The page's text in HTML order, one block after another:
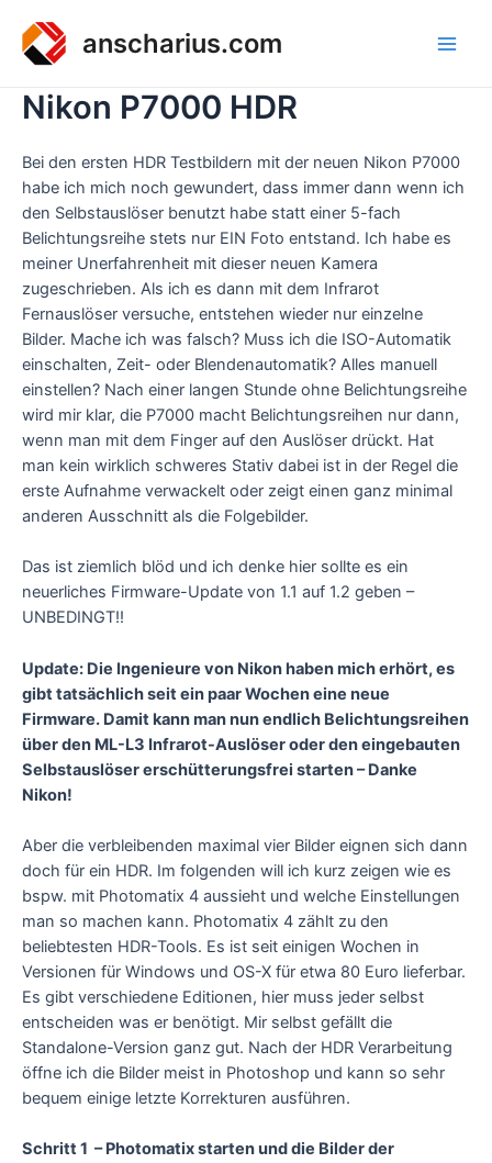
Inhalt
springen
anscharius.com
Nikon P7000 HDR
Bei den ersten HDR Testbildern mit der neuen Nikon P7000
habe ich mich noch gewundert, dass immer dann wenn ich
den Selbstauslöser benutzt habe statt einer 5-fach
Belichtungsreihe stets nur EIN Foto entstand. Ich habe es
meiner Unerfahrenheit mit dieser neuen Kamera
zugeschrieben. Als ich es dann mit dem Infrarot
Fernauslöser versuche, entstehen wieder nur einzelne
Bilder. Mache ich was falsch? Muss ich die ISO-Automatik
einschalten, Zeit- oder Blendenautomatik? Alles manuell
einstellen? Nach einer langen Stunde ohne Belichtungsreihe
wird mir klar, die P7000 macht Belichtungsreihen nur dann,
wenn man mit dem Finger auf den Auslöser drückt. Hat
man kein wirklich schweres Stativ dabei ist in der Regel die
erste Aufnahme verwackelt oder zeigt einen ganz minimal
anderen Ausschnitt als die Folgebilder.
Das ist ziemlich blöd und ich denke hier sollte es ein
neuerliches Firmware-Update von 1.1 auf 1.2 geben –
UNBEDINGT!!
Update: Die Ingenieure von Nikon haben mich erhört, es
gibt tatsächlich seit ein paar Wochen eine neue
Firmware. Damit kann man nun endlich Belichtungsreihen
über den ML-L3 Infrarot-Auslöser oder den eingebauten
Selbstauslöser erschütterungsfrei starten – Danke
Nikon!
Aber die verbleibenden maximal vier Bilder eignen sich dann
doch für ein HDR. Im folgenden will ich kurz zeigen wie es
bspw. mit Photomatix 4 aussieht und welche Einstellungen
man so machen kann. Photomatix 4 zählt zu den
beliebtesten HDR-Tools. Es ist seit einigen Wochen in
Versionen für Windows und OS-X für etwa 80 Euro lieferbar.
Es gibt verschiedene Editionen, hier muss jeder selbst
entscheiden was er benötigt. Mir selbst gefällt die
Standalone-Version ganz gut. Nach der HDR Verarbeitung
öffne ich die Bilder meist in Photoshop und kann so sehr
bequem einige letzte Korrekturen ausführen.
Schritt 1 – Photomatix starten und die Bilder der